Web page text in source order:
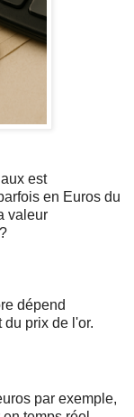
est
en Euros du
valeur
dépend
prix de l'or.
par exemple,